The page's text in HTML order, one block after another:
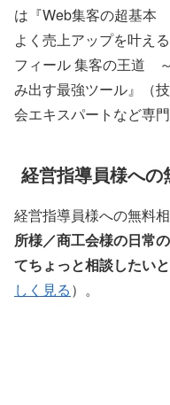
は『Web集客の超基本
よく売上アップを叶え
フィール 集客の王道
み出す最強ツール』（
会エキスパートなど専
経営指導員様への
経営指導員様への無料
所様／商工会様の日常
てちょっと相談したい
しく見る）。